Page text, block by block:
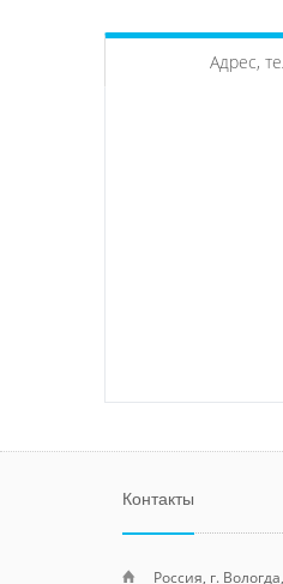
Адрес,
Контакты
Россия, г.